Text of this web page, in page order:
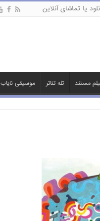
یا تماشای آنلاین
مستند تله تئاتر موسیقی نایاب